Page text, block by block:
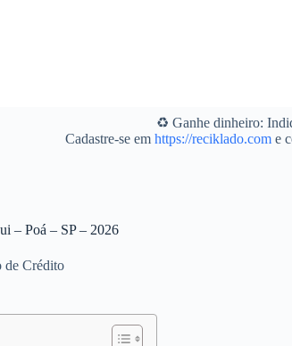
♻️ Ganhe dinheiro:
Cadastre-se em https://reciklado.come
– Poá – SP – 2026
de Crédito